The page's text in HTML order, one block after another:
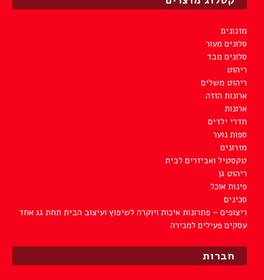
מזנונים
סלונים מעור
סלונים מבד
ריהוט
ריהוט משלים
ארונות הזזה
ארונות
חדרי ילדים
ספות נוער
מזרונים
טקסטיל ואביזרים לבית
ריהוט גן
פינות אוכל
סכינים
ריצופים – פתרונות איכות ויוקרה לשיפוץ ועיצוב הבית תחת גג אחד
עסקים פעילים למכירה
חברות